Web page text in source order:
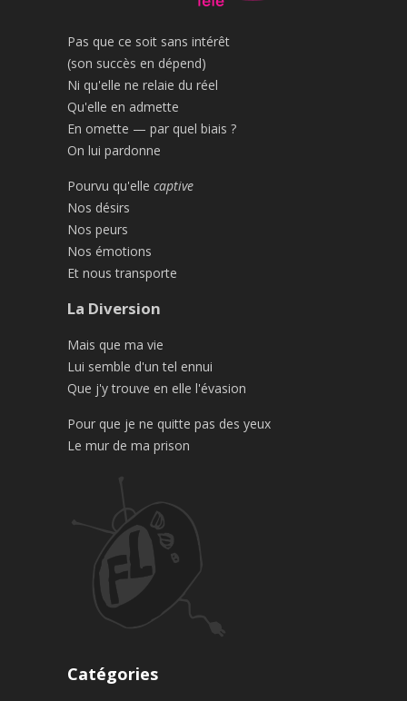
Pas que ce soit sans intérêt
(son succès en dépend)
Ni qu'elle ne relaie du réel
Qu'elle en admette
En omette — par quel biais ?
On lui pardonne
Pourvu qu'elle captive
Nos désirs
Nos peurs
Nos émotions
Et nous transporte
La Diversion
Mais que ma vie
Lui semble d'un tel ennui
Que j'y trouve en elle l'évasion
Pour que je ne quitte pas des yeux
Le mur de ma prison
Catégories